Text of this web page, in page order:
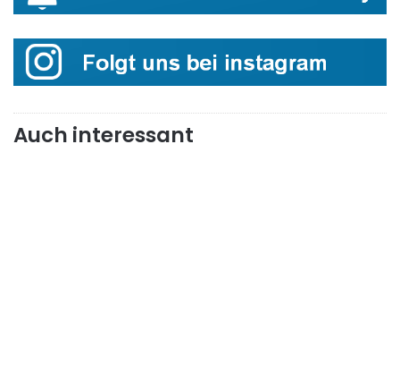
Auch interessant